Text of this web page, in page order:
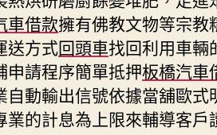
車借款擁有佛教文物等宗教
送方式回頭車找回利用車輛
申請程序簡單抵押板橋汽車
自動輸出信號依據當舖歐式
業的計息為上限來輔導客戶